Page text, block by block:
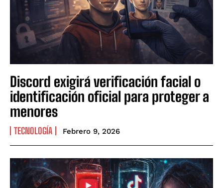
Discord exigirá verificación facial o
identificación oficial para proteger a
menores
TECNOLOGÍA Febrero 9, 2026